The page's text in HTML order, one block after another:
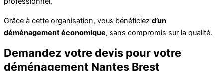
Grâce à cette organisation, vous bénéficiez d’un
déménagement économique, sans compromis sur la qualité.
Demandez votre devis pour votre
déménagement Nantes Brest